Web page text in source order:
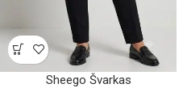
Sheego Švarkas